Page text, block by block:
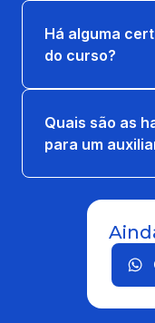
Há alguma
do curso?
Quais são as
para um